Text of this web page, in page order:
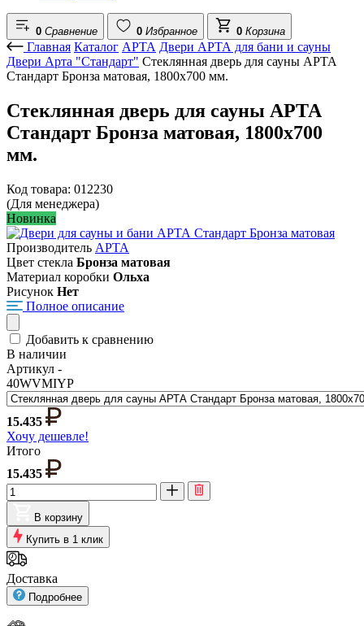
0 Сравнение 0 Избранное 0 Корзина
Главная Каталог АРТА Двери АРТА для бани и сауны
Двери Арта "Стандарт" Стеклянная дверь для сауны АРТА
Стандарт Бронза матовая, 1800х700 мм.
Стеклянная дверь для сауны АРТА
Стандарт Бронза матовая, 1800х700
мм.
Код товара: 012230
(Для менеджера)
Новинка
Производитель АРТА
Цвет стекла Бронза матовая
Материал коробки Ольха
Рисунок Нет
Полное описание
Добавить к сравнению
В наличии
Артикул -
40WVMIYP
15.435
Хочу дешевле!
Итого
15.435
В корзину
Купить в 1 клик
Доставка
Подробнее